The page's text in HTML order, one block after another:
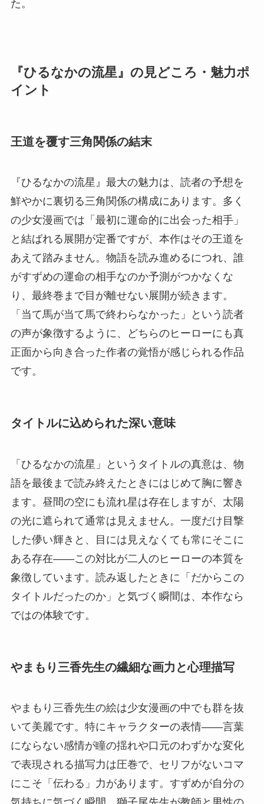
た。
『ひるなかの流星』の見どころ・魅力ポ
イント
王道を覆す三角関係の結末
『ひるなかの流星』最大の魅力は、読者の予想を
鮮やかに裏切る三角関係の構成にあります。多く
の少女漫画では「最初に運命的に出会った相手」
と結ばれる展開が定番ですが、本作はその王道を
あえて踏みません。物語を読み進めるにつれ、誰
がすずめの運命の相手なのか予測がつかなくな
り、最終巻まで目が離せない展開が続きます。
「当て馬が当て馬で終わらなかった」という読者
の声が象徴するように、どちらのヒーローにも真
正面から向き合った作者の覚悟が感じられる作品
です。
タイトルに込められた深い意味
「ひるなかの流星」というタイトルの真意は、物
語を最後まで読み終えたときにはじめて胸に響き
ます。昼間の空にも流れ星は存在しますが、太陽
の光に遮られて通常は見えません。一度だけ目撃
した儚い輝きと、目には見えなくても常にそこに
ある存在——この対比が二人のヒーローの本質を
象徴しています。読み返したときに「だからこの
タイトルだったのか」と気づく瞬間は、本作なら
ではの体験です。
やまもり三香先生の繊細な画力と心理描写
やまもり三香先生の絵は少女漫画の中でも群を抜
いて美麗です。特にキャラクターの表情——言葉
にならない感情が瞳の揺れや口元のわずかな変化
で表現される描写力は圧巻で、セリフがないコマ
にこそ「伝わる」力があります。すずめが自分の